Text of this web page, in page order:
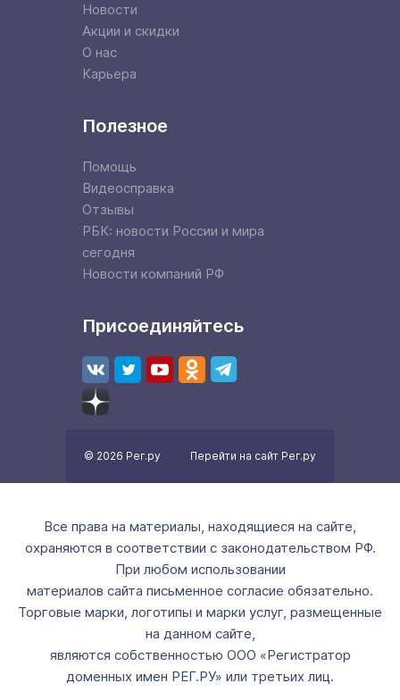
Новости
Акции и скидки
О нас
Карьера
Полезное
Помощь
Видеосправка
Отзывы
РБК: новости России и мира
сегодня
Новости компаний РФ
Присоединяйтесь
© 2026 Рег.ру Перейти на сайт Рег.ру
Все права на материалы, находящиеся на сайте,
охраняются в соответствии с законодательством РФ.
При любом использовании
материалов сайта письменное согласие обязательно.
Торговые марки, логотипы и марки услуг, размещенные
на данном сайте,
являются собственностью ООО «Регистратор
доменных имен РЕГ.РУ» или третьих лиц.